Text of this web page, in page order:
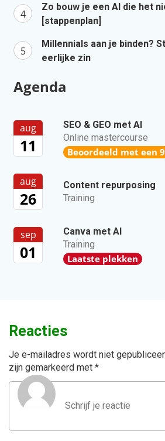
Zo bouw je een AI die het
[stappenplan]
Millennials aan je binden?
eerlijke zin
Agenda
aug
11
SEO & GEO met AI
Online mastercourse
Beoordeeld met een
aug
26
Content repurposing
Training
sep
01
Canva met AI
Training
Laatste plekken
Reacties
Je e-mailadres wordt niet
zijn gemarkeerd met *